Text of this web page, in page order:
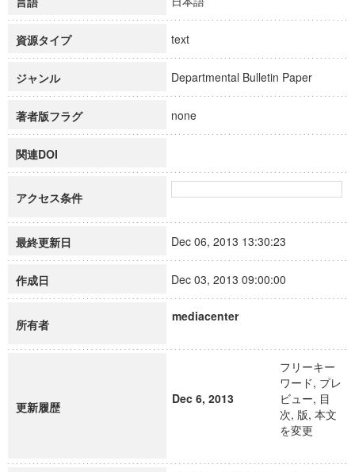
資源タイプ text
ジャンル Departmental Bulletin Paper
著者版フラグ none
関連DOI
アクセス条件
最終更新日 Dec 06, 2013 13:30:23
作成日 Dec 03, 2013 09:00:00
所有者
mediacenter
更新履歴
Dec 6, 2013
フリーキー
ワード, プレ
ビュー, 目
次, 版, 本文
を変更